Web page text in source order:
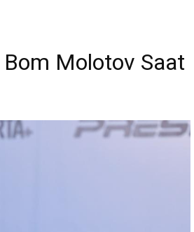
Molotov Saat